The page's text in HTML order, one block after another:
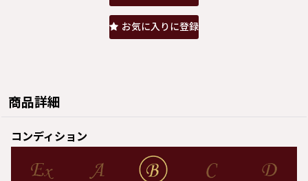
お気に入りに登録
商品詳細
コンディション